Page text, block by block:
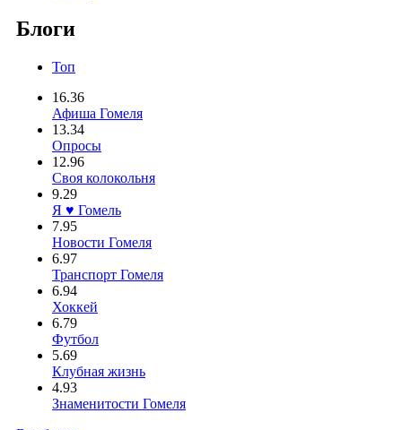
Блоги
Топ
16.36
Афиша Гомеля
13.34
Опросы
12.96
Своя колокольня
9.29
Я ♥ Гомель
7.95
Новости Гомеля
6.97
Транспорт Гомеля
6.94
Хоккей
6.79
Футбол
5.69
Клубная жизнь
4.93
Знаменитости Гомеля